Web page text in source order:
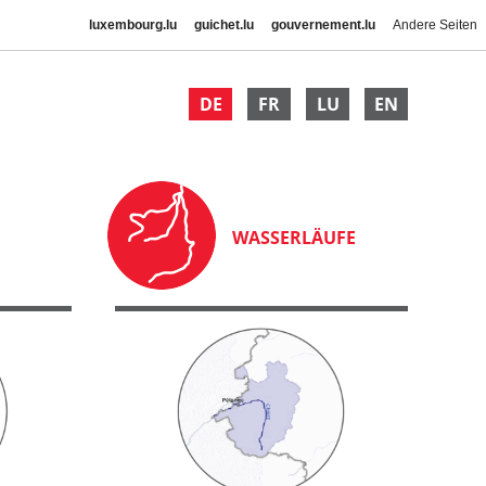
luxembourg.lu guichet.lu gouvernement.lu Andere Seiten
DE FR LU EN
WASSERLÄUFE